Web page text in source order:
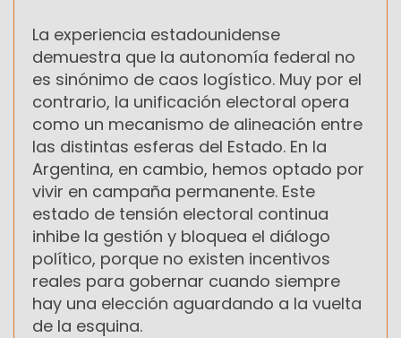
La experiencia estadounidense
demuestra que la autonomía federal no
es sinónimo de caos logístico. Muy por el
contrario, la unificación electoral opera
como un mecanismo de alineación entre
las distintas esferas del Estado. En la
Argentina, en cambio, hemos optado por
vivir en campaña permanente. Este
estado de tensión electoral continua
inhibe la gestión y bloquea el diálogo
político, porque no existen incentivos
reales para gobernar cuando siempre
hay una elección aguardando a la vuelta
de la esquina.